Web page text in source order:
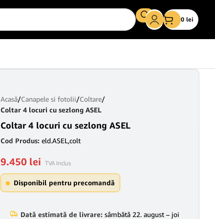
0 lei
Acasă/Canapele si fotolii/Coltare/
Coltar 4 locuri cu sezlong ASEL
Coltar 4 locuri cu sezlong ASEL
Cod Produs: eld.ASEL,colt
9.450 lei TVA Inclus
Disponibil pentru precomandă
Dată estimată de livrare: sâmbătă 22. august – joi